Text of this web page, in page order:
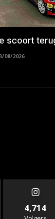
scoort
08/2026
4,714